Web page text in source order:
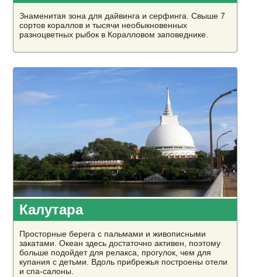
Знаменитая зона для дайвинга и серфинга. Свыше 7
сортов кораллов и тысячи необыкновенных
разноцветных рыбок в Коралловом заповеднике.
Калутара
Просторные берега с пальмами и живописными
закатами. Океан здесь достаточно активен, поэтому
больше подойдет для релакса, прогулок, чем для
купания с детьми. Вдоль прибрежья построены отели
и спа-салоны.